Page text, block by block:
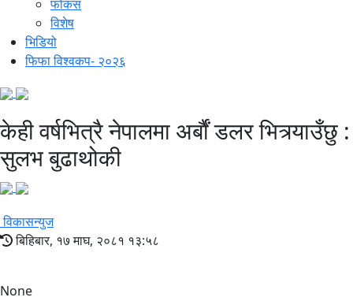
फोकस
विशेष
भिडियो
फिफा विश्वकप- २०२६
केही वर्षभित्रै नेपालमा अर्बौं डलर भित्र्याउँछु :
सुलभ बुढाथोकी
विकासन्युज
बिहिबार, १७ माघ, २०८१ १३:५८
None